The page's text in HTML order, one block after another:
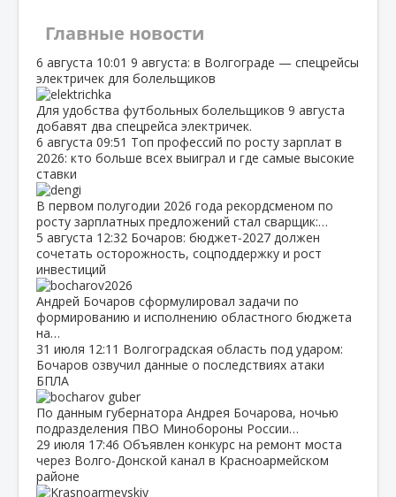
Главные новости
6 августа 10:01 9 августа: в Волгограде — спецрейсы
электричек для болельщиков
Для удобства футбольных болельщиков 9 августа
добавят два спецрейса электричек.
6 августа 09:51 Топ профессий по росту зарплат в
2026: кто больше всех выиграл и где самые высокие
ставки
В первом полугодии 2026 года рекордсменом по
росту зарплатных предложений стал сварщик:…
5 августа 12:32 Бочаров: бюджет‑2027 должен
сочетать осторожность, соцподдержку и рост
инвестиций
Андрей Бочаров сформулировал задачи по
формированию и исполнению областного бюджета
на…
31 июля 12:11 Волгоградская область под ударом:
Бочаров озвучил данные о последствиях атаки
БПЛА
По данным губернатора Андрея Бочарова, ночью
подразделения ПВО Минобороны России…
29 июля 17:46 Объявлен конкурс на ремонт моста
через Волго‑Донской канал в Красноармейском
районе